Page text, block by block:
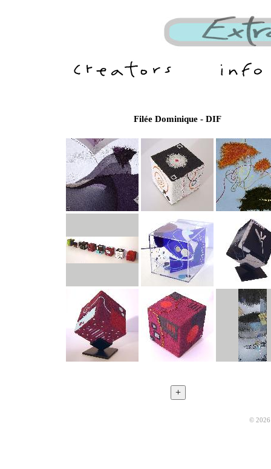
Filée Dominique - DIF
©